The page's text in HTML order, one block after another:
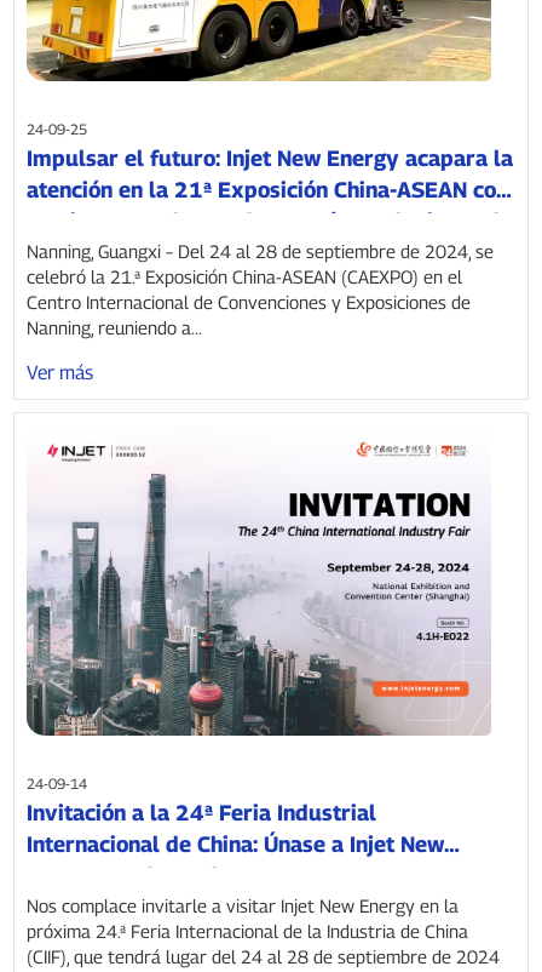
24-09-25
Impulsar el futuro: Injet New Energy acapara la
atención en la 21ª Exposición China-ASEAN con
un gigantesco banco de energía y soluciones de
carga inteligentes
Nanning, Guangxi – Del 24 al 28 de septiembre de 2024, se
celebró la 21.ª Exposición China-ASEAN (CAEXPO) en el
Centro Internacional de Convenciones y Exposiciones de
Nanning, reuniendo a...
Ver más
24-09-14
Invitación a la 24ª Feria Industrial
Internacional de China: Únase a Injet New
Energy en el stand 4.1H-E022
Nos complace invitarle a visitar Injet New Energy en la
próxima 24.ª Feria Internacional de la Industria de China
(CIIF), que tendrá lugar del 24 al 28 de septiembre de 2024